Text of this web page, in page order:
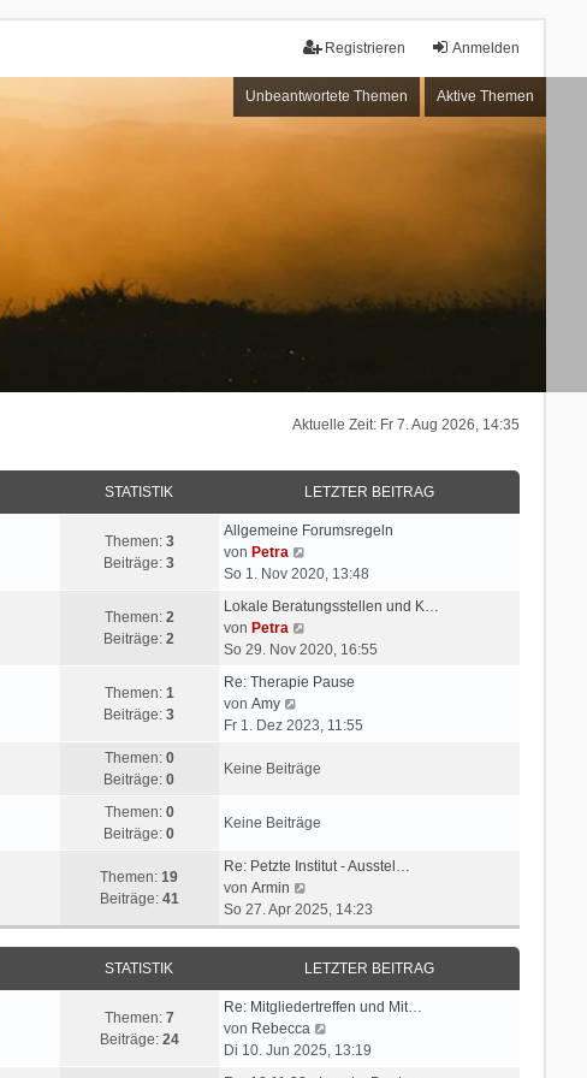
Anmelden
Registrieren
Unbeantwortete Themen Aktive Themen
Aktuelle Zeit: Fr 7. Aug 2026, 14:35
STATISTIK LETZTER BEITRAG
Themen: 3
Beiträge:3
Allgemeine Forumsregeln
von Petra
e
e
t
e
B
i
a
So 1. Nov 2020, 13:48
Themen: 2
Beiträge:2
Lokale Beratungsstellen und K…
von Petra
e
e
t
r
e
t
a
g
So 29. Nov 2020, 16:55
Themen: 1
Beiträge:3
Re: Therapie Pause
von Amy
e
e
e
B
e
i
g
Fr 1. Dez 2023, 11:55
Themen: 0
Beiträge:0
Keine Beiträge
Themen: 0
Beiträge:0
Keine Beiträge
Themen:19
Beiträge: 41
Re: Petzte Institut - Ausstel…
von Armin
e
u
e
s
t
e
r
B
So 27. Apr 2025, 14:23
STATISTIK LETZTER BEITRAG
Themen: 7
Beiträge: 24
Re: Mitgliedertreffen und Mit…
von Rebecca
e
Di 10. Jun 2025, 13:19